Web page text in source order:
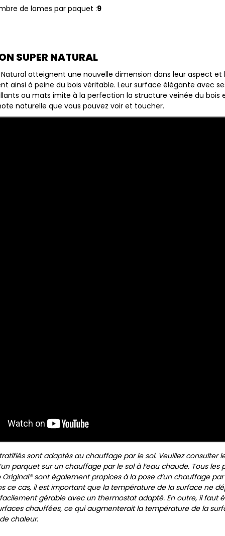
de lames par paquet :9
SUPER NATURAL
Natural atteignent une nouvelle dimension dans leur aspect
ainsi à peine du bois véritable. Leur surface élégante avec
ou mats imite à la perfection la structure veinée du bois
naturelle que vous pouvez voir et toucher.
sont adaptés au chauffage par le sol. Veuillez consulter
parquet sur un chauffage par le sol à l’eau chaude. Tous les
Original® sont également propices à la pose d’un chauffage par
ce cas, il est important que la température de la surface ne
gérable avec un thermostat adapté. En outre, il faut
chauffées, ce qui augmenterait la température de la
chaleur.